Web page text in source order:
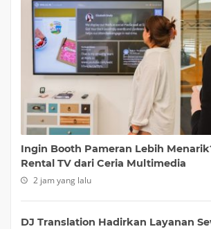
Ingin Booth Pameran Lebih
Rental TV dari Ceria Multimedia
2 jam yang lalu
DJ Translation Hadirkan Layanan